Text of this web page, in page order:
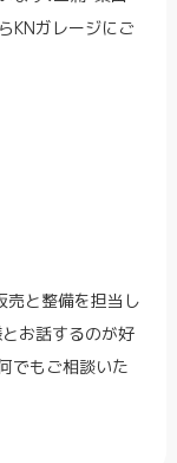
KNガレージにご
売と整備を担当し
お話するのが好
でもご相談いた